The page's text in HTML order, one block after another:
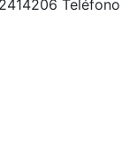
Teléfono